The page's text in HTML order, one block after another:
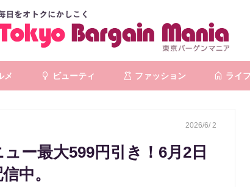
メ ビューティ ファッション ライフ
2026/6/ 2
ー最大599円引き！6月2日
中。